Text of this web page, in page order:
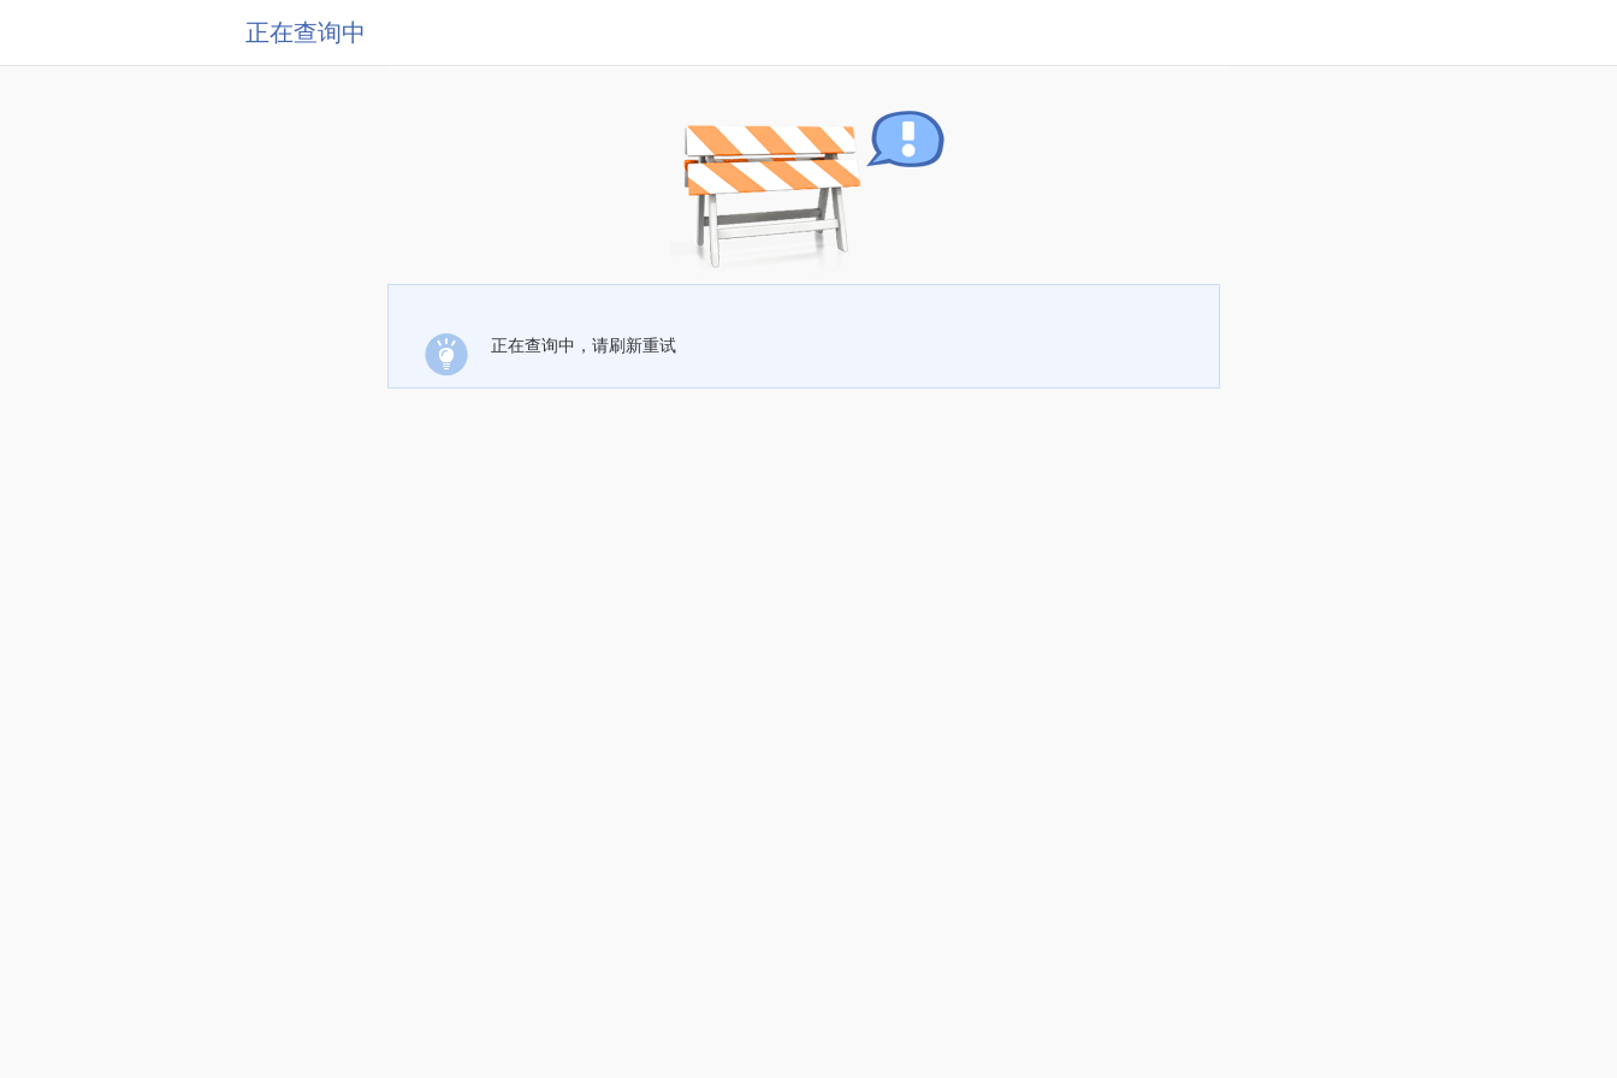
正在查询中
正在查询中，请刷新重试